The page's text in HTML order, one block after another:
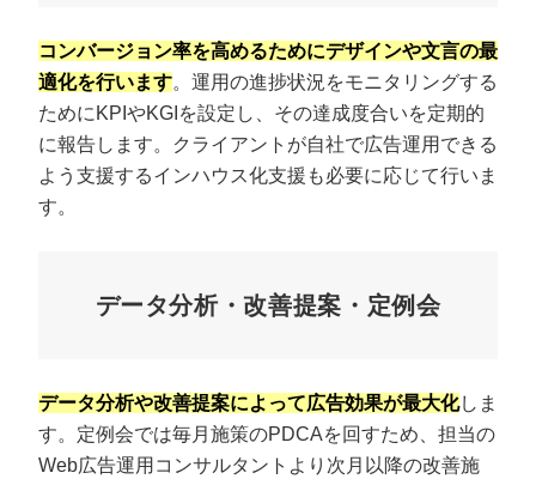
コンバージョン率を高めるためにデザインや文言の最
適化を行います。運用の進捗状況をモニタリングする
ためにKPIやKGIを設定し、その達成度合いを定期的
に報告します。クライアントが自社で広告運用できる
よう支援するインハウス化支援も必要に応じて行いま
す。
データ分析・改善提案・定例会
データ分析や改善提案によって広告効果が最大化しま
す。定例会では毎月施策のPDCAを回すため、担当の
Web広告運用コンサルタントより次月以降の改善施